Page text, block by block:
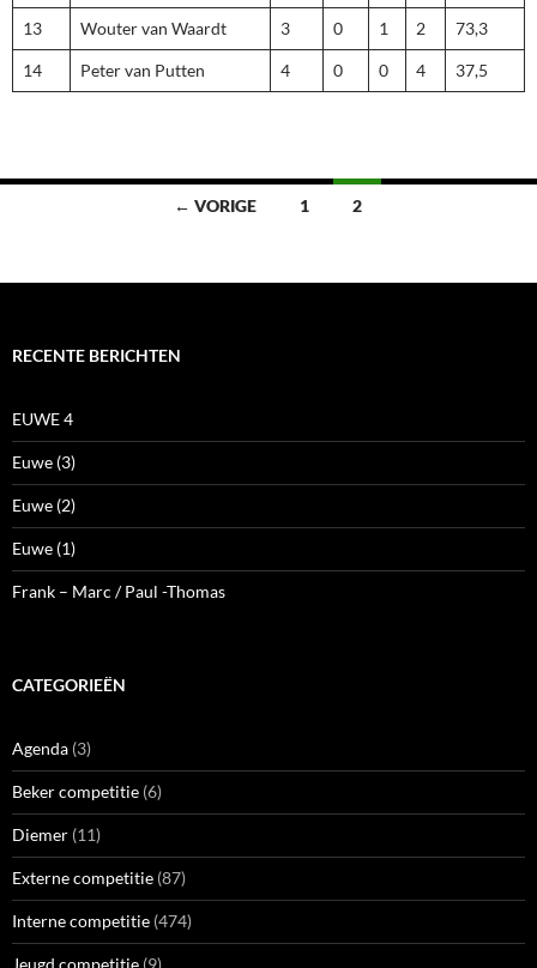
13 Wouter van Waardt 3 0 1 2 73,3
14 Peter van Putten 4 0 0 4 37,5
← VORIGE 1 2
RECENTE BERICHTEN
EUWE 4
Euwe (3)
Euwe (2)
Euwe (1)
Frank – Marc / Paul -Thomas
CATEGORIEËN
Agenda (3)
Beker competitie (6)
Diemer (11)
Externe competitie (87)
Interne competitie (474)
Jeugd competitie (9)